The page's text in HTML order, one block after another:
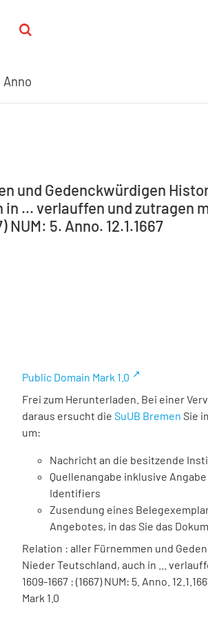
Anno
und Gedenckwürdigen
... verlauffen und zutragen
NUM: 5. Anno. 12.1.1667
Public Domain Mark 1.0
Frei zum Herunterladen. Bei einer
daraus ersucht die SuUB Bremen Sie
um:
Nachricht an die besitzende
Quellenangabe inklusive
Identifiers
Zusendung eines
Angebotes, in das Sie das
Relation : aller Fürnemmen und
Nieder Teutschland, auch in ...
1609-1667 : (1667) NUM: 5. Anno.
Mark 1.0